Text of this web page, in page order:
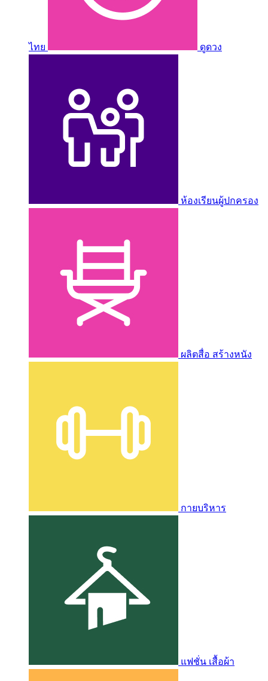
ไทย ดูดวง
ห้องเรียนผู้ปกครอง
ผลิตสื่อ สร้างหนัง
กายบริหาร
แฟชั่น เสื้อผ้า